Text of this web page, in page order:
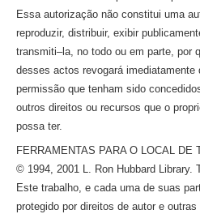
Essa autorização não constitui uma
reproduzir, distribuir, exibir
transmiti–la, no todo ou em parte, por
desses actos revogará imediatamente
permissão que tenham sido
outros direitos ou recursos que o
possa ter.
FERRAMENTAS PARA O LOCAL DE
© 1994, 2001 L. Ron Hubbard Library.
Este trabalho, e cada uma de suas
protegido por direitos de autor e